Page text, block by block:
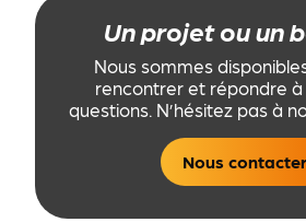
Un projet ou un
Nous sommes
rencontrer et répondre
questions. N’hésitez pas à
Nous contacter